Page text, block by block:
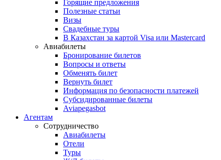
Горящие предложения
Полезные статьи
Визы
Свадебные туры
В Казахстан за картой Visa или Masterсard
Авиабилеты
Бронирование билетов
Вопросы и ответы
Обменять билет
Вернуть билет
Информация по безопасности платежей
Субсидированные билеты
Aviapegasbot
Агентам
Сотрудничество
Авиабилеты
Отели
Туры